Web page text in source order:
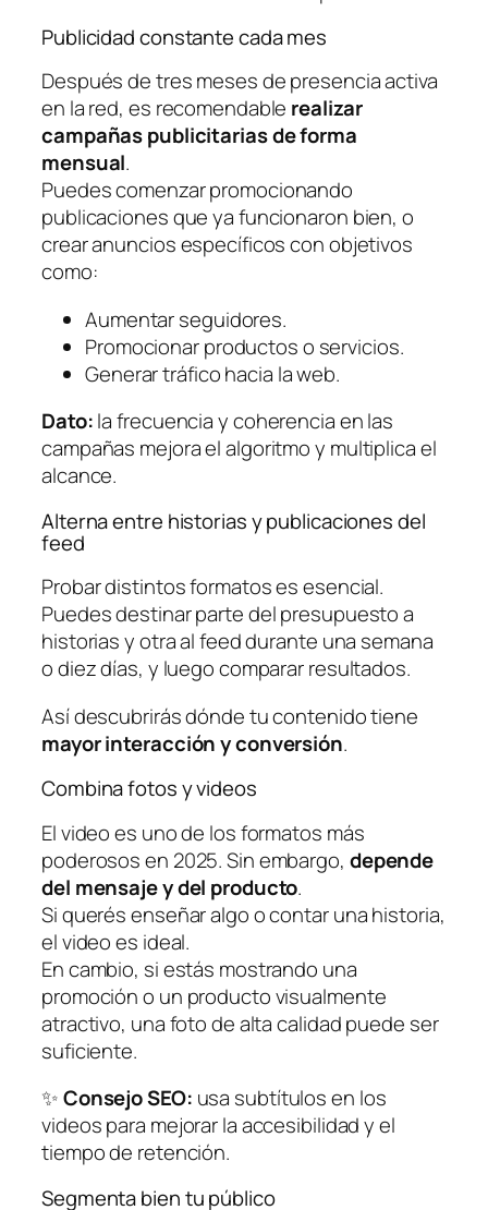
Publicidad constante cada mes
Después de tres meses de presencia activa
en la red, es recomendable realizar
campañas publicitarias de forma
mensual.
Puedes comenzar promocionando
publicaciones que ya funcionaron bien, o
crear anuncios específicos con objetivos
como:
Aumentar seguidores.
Promocionar productos o servicios.
Generar tráfico hacia la web.
Dato:la frecuencia y coherencia en las
campañas mejora el algoritmo y multiplica el
alcance.
Alterna entre historias y publicaciones del
feed
Probar distintos formatos es esencial.
Puedes destinar parte del presupuesto a
historias y otra al feed durante una semana
o diez días, y luego comparar resultados.
Así descubrirás dónde tu contenido tiene
mayor interacción y conversión.
Combina fotos y videos
El video es uno de los formatos más
poderosos en 2025. Sin embargo, depende
del mensaje y del producto.
Si querés enseñar algo o contar una historia,
el video es ideal.
En cambio, si estás mostrando una
promoción o un producto visualmente
atractivo, una foto de alta calidad puede ser
suficiente.
✨Consejo SEO: usa subtítulos en los
videos para mejorar la accesibilidad y el
tiempo de retención.
Segmenta bien tu público